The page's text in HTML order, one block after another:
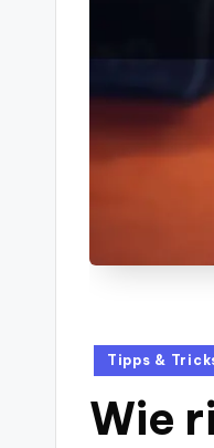
Posted
Tipps &
Wie